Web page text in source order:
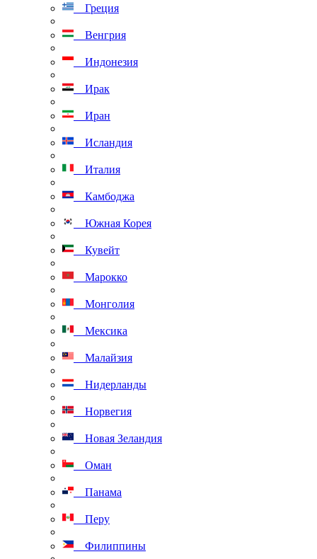
Греция
Венгрия
Индонезия
Ирак
Иран
Исландия
Италия
Камбоджа
Южная Корея
Кувейт
Марокко
Монголия
Мексика
Малайзия
Нидерланды
Норвегия
Новая Зеландия
Оман
Панама
Перу
Филиппины